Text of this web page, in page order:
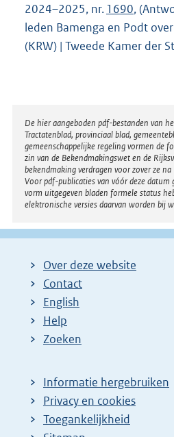
2024–2025, nr. 1690,
leden Bamenga en Podt
(KRW) | Tweede Kamer der
Disclaimer
De hier aangeboden pdf-bestanden van
Tractatenblad, provinciaal blad,
gemeenschappelijke regeling vormen de
zin van de Bekendmakingswet en de
bekendmaking verdragen voor zover ze
Voor pdf-publicaties van vóór deze datum
vorm uitgegeven bladen formele status
elektronische versies daarvan worden bij
Over deze website
Contact
English
Help
Zoeken
Informatie hergebruiken
Privacy en cookies
Toegankelijkheid